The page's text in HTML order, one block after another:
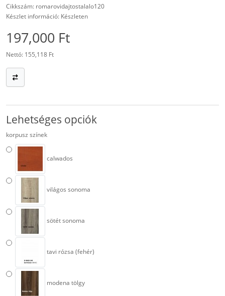
Cikkszám: romarovidajtostalalo120
Készlet információ: Készleten
197,000 Ft
Nettó: 155,118 Ft
Lehetséges opciók
korpusz színek
calwados
világos sonoma
sötét sonoma
tavi rózsa (fehér)
modena tölgy